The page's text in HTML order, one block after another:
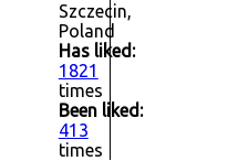
Szczecin,
Poland
Has liked:
1821
times
Been liked:
413
times